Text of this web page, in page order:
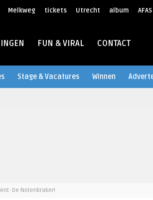
Melkweg tickets Utrecht album
FUN & VIRAL CONTACT
Stage & Vacatures Winnen
De Notenkraker!